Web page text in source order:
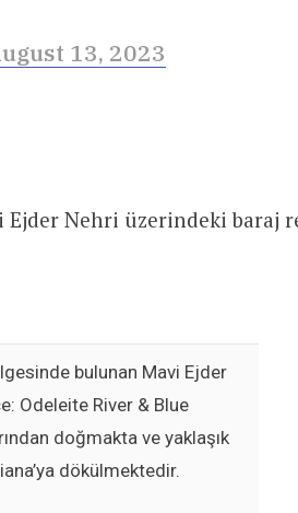
13, 2023
Ejder Nehri üzerindeki baraj
bulunan Mavi Ejder
Odeleite River & Blue
doğmakta ve yaklaşık
dökülmektedir.